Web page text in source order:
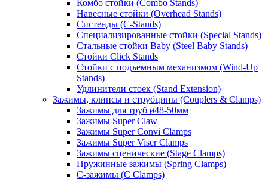
Комбо стойки (Combo Stands)
Навесные стойки (Overhead Stands)
Систенды (C-Stands)
Специализированные стойки (Special Stands)
Стальные стойки Baby (Steel Baby Stands)
Стойки Click Stands
Стойки с подъемным механизмом (Wind-Up
Stands)
Удлинители стоек (Stand Extension)
Зажимы, клипсы и струбцины (Couplers & Clamps)
Зажимы для труб ø48-50мм
Зажимы Super Claw
Зажимы Super Convi Clamps
Зажимы Super Viser Clamps
Зажимы сценические (Stage Clamps)
Пружинные зажимы (Spring Clamps)
С-зажимы (C Clamps)